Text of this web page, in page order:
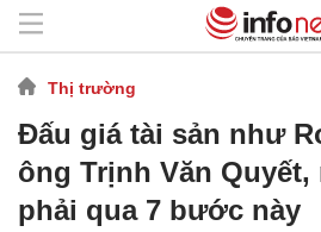
Thị trường
Đấu giá tài sản như
ông Trịnh Văn Quyết,
phải qua 7 bước này